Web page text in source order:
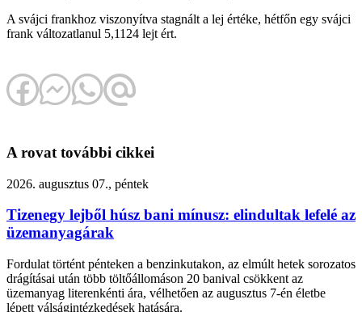
A svájci frankhoz viszonyítva stagnált a lej értéke, hétfőn egy svájci
frank változatlanul 5,1124 lejt ért.
A rovat további cikkei
2026. augusztus 07., péntek
Tizenegy lejből húsz bani mínusz: elindultak lefelé az
üzemanyagárak
Fordulat történt pénteken a benzinkutakon, az elmúlt hetek sorozatos
drágításai után több töltőállomáson 20 banival csökkent az
üzemanyag literenkénti ára, vélhetően az augusztus 7-én életbe
lépett válságintézkedések hatására.